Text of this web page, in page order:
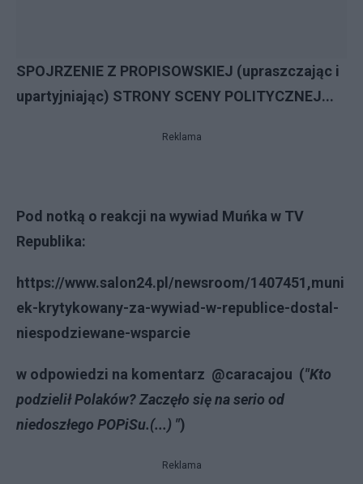
SPOJRZENIE Z PROPISOWSKIEJ (upraszczając i
upartyjniając) STRONY SCENY POLITYCZNEJ...
Reklama
Pod notką o reakcji na wywiad Muńka w TV
Republika:
https://www.salon24.pl/newsroom/1407451,muni
ek-krytykowany-za-wywiad-w-republice-dostal-
niespodziewane-wsparcie
w odpowiedzi na komentarz @caracajou ("Kto
podzielił Polaków? Zaczęło się na serio od
niedoszłego POPiSu.(...) ")
Reklama